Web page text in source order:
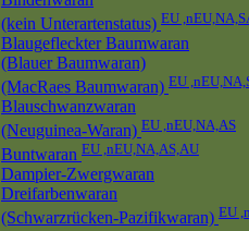
(kein Unterartenstatus) EU
Blaugefleckter Baumwaran
(Blauer Baumwaran)
(MacRaes Baumwaran) EU
Blauschwanzwaran
(Neuguinea-Waran) EU ,nEU,NA,AS
Buntwaran EU ,nEU,NA,AS,AU
Dampier-Zwergwaran
Dreifarbenwaran
(Schwarzrücken-Pazifikwaran) EU